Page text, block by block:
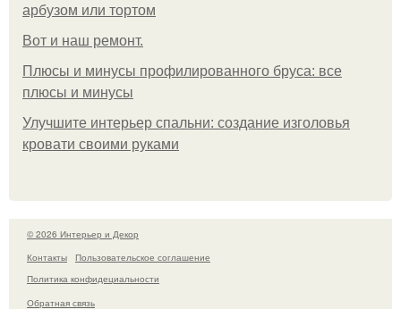
арбузом или тортом
Boт и наш ремoнт.
Плюсы и минусы профилированного бруса: все
плюсы и минусы
Улучшите интерьер спальни: создание изголовья
кровати своими руками
© 2026 Интерьер и Декор
Контакты
Пользовательское соглашение
Политика конфидециальности
Обратная связь